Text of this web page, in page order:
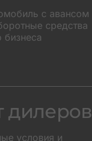
с авансом
средства
бизнеса
дилеров
условия и